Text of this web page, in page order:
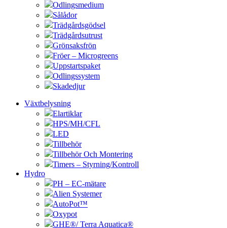
Odlingsmedium
Sålådor
Trädgårdsgödsel
Trädgårdsutrust
Grönsaksfrön
Fröer – Microgreens
Uppstartspaket
Odlingssystem
Skadedjur
Växtbelysning
Elartiklar
HPS/MH/CFL
LED
Tillbehör
Tillbehör Och Montering
Timers – Styrning/Kontroll
Hydro
PH – EC-mätare
Alien Systemer
AutoPot™
Oxypot
GHE®/ Terra Aquatica®